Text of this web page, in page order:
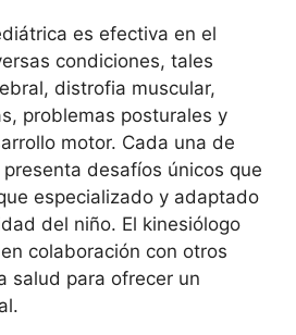
es efectiva en el
condiciones, tales
distrofia muscular,
problemas posturales y
motor. Cada una de
desafíos únicos que
especializado y adaptado
del niño. El kinesiólogo
colaboración con otros
salud para ofrecer un